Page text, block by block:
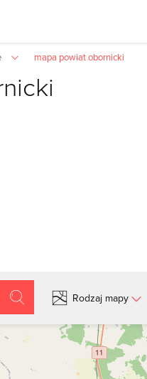
mapa powiat obornicki
Szukaj
Rodzaj mapy